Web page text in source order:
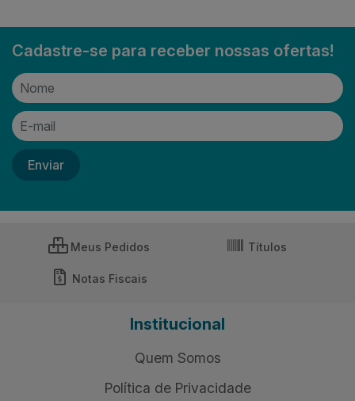
Cadastre-se para receber nossas ofertas!
Meus Pedidos Títulos
Notas Fiscais
Institucional
Quem Somos
Política de Privacidade